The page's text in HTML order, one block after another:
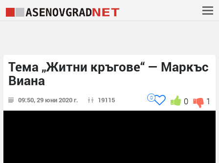
Тема „Житни кръгове“ — Маркъс
Виана
09:50, 29 юни 2020 г. 19115 1
0
0